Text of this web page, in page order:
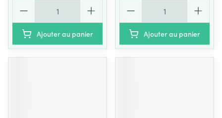
Ajouter au panier Ajouter au panier